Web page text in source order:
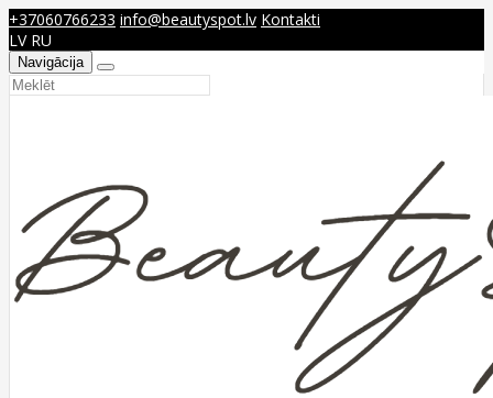
+37060766233 info@beautyspot.lv Kontakti
LV RU
Navigācija